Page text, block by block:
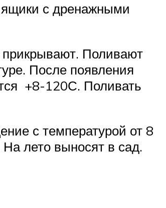
с дренажными
Поливают
После появления
+8-120С. Поливать
с температурой от 8
лето выносят в сад.